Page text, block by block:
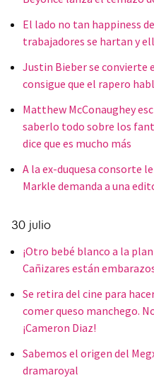
El lado no tan happiness
trabajadores se hartan y
Justin Bieber se convierte
consigue que el rapero
Matthew McConaughey
saberlo todo sobre los
dice que es mucho más
A la ex-duquesa consorte
Markle demanda a una
30 julio
¡Otro bebé blanco a la
Cañizares están
Se retira del cine para
comer queso manchego.
¡Cameron Diaz!
Sabemos el origen del
dramaroyal